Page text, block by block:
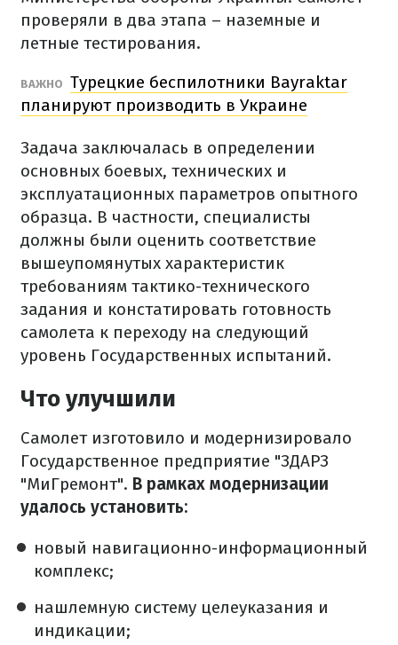
проверяли в два этапа – наземные и
летные тестирования.
ВАЖНО Турецкие беспилотники Bayraktar
планируют производить в Украине
Задача заключалась в определении
основных боевых, технических и
эксплуатационных параметров опытного
образца. В частности, специалисты
должны были оценить соответствие
вышеупомянутых характеристик
требованиям тактико-технического
задания и констатировать готовность
самолета к переходу на следующий
уровень Государственных испытаний.
Что улучшили
Самолет изготовило и модернизировало
Государственное предприятие "ЗДАРЗ
"МиГремонт". В рамках модернизации
удалось установить:
новый навигационно-информационный
комплекс;
нашлемную систему целеуказания и
индикации;